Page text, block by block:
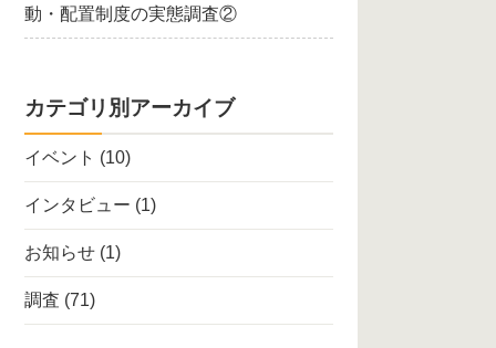
動・配置制度の実態調査②
カテゴリ別アーカイブ
イベント (10)
インタビュー (1)
お知らせ (1)
調査 (71)